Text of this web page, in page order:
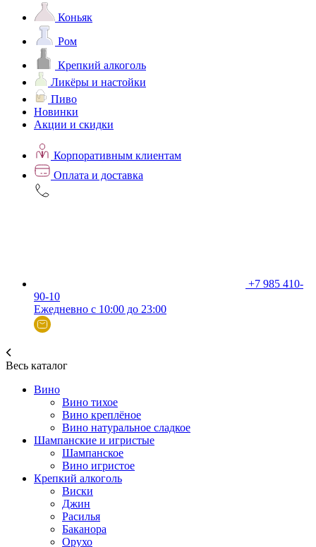
Коньяк
Ром
Крепкий алкоголь
Ликёры и настойки
Пиво
Новинки
Акции и скидки
Корпоративным клиентам
Оплата и доставка
+7 985 410-
90-10
Ежедневно с 10:00 до 23:00
Весь каталог
Вино
Вино тихое
Вино креплёное
Вино натуральное сладкое
Шампанские и игристые
Шампанское
Вино игристое
Крепкий алкоголь
Виски
Джин
Расилья
Баканора
Орухо